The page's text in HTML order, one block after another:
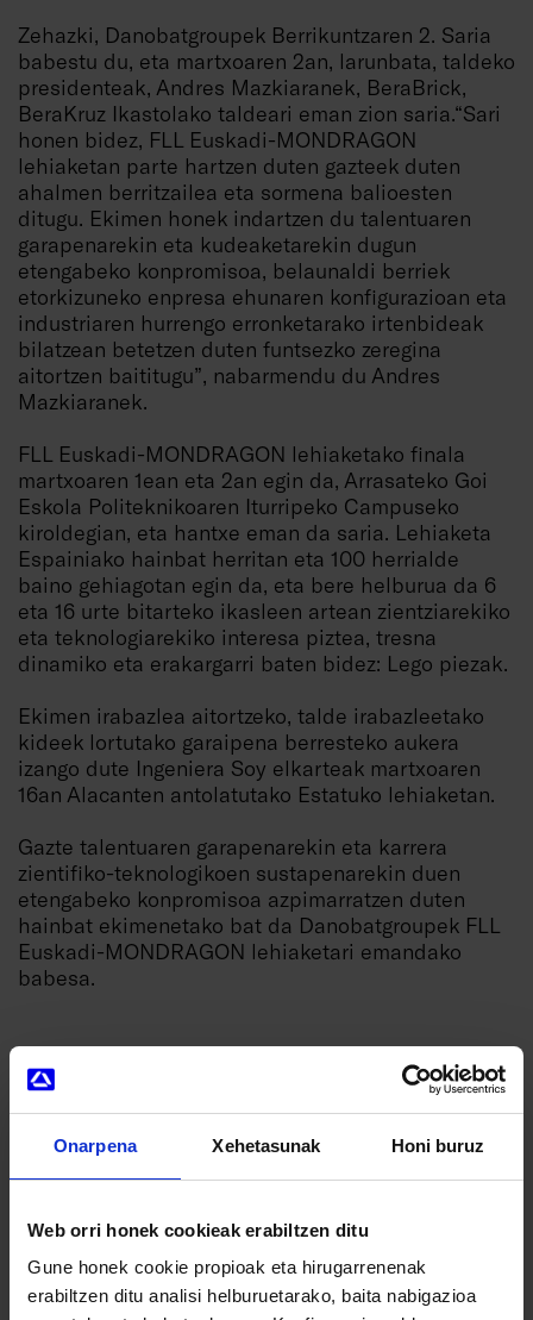
Onarpena Xehetasunak Honi buruz
Web orri honek cookieak erabiltzen ditu
Gune honek cookie propioak eta hirugarrenenak
erabiltzen ditu analisi helburuetarako, baita nabigazioa
Zehazki, Danobatgroupek Berrikuntzaren 2. Saria
babestu du, eta martxoaren 2an, larunbata, taldeko
presidenteak, Andres Mazkiaranek, BeraBrick,
BeraKruz Ikastolako taldeari eman zion saria.“Sari
honen bidez, FLL Euskadi-MONDRAGON
lehiaketan parte hartzen duten gazteek duten
ahalmen berritzailea eta sormena balioesten
ditugu. Ekimen honek indartzen du talentuaren
garapenarekin eta kudeaketarekin dugun
etengabeko konpromisoa, belaunaldi berriek
etorkizuneko enpresa ehunaren konfigurazioan eta
industriaren hurrengo erronketarako irtenbideak
bilatzean betetzen duten funtsezko zeregina
aitortzen baititugu”, nabarmendu du Andres
Mazkiaranek.
FLL Euskadi-MONDRAGON lehiaketako finala
martxoaren 1ean eta 2an egin da, Arrasateko Goi
Eskola Politeknikoaren Iturripeko Campuseko
kiroldegian, eta hantxe eman da saria. Lehiaketa
Espainiako hainbat herritan eta 100 herrialde
baino gehiagotan egin da, eta bere helburua da 6
eta 16 urte bitarteko ikasleen artean zientziarekiko
eta teknologiarekiko interesa piztea, tresna
dinamiko eta erakargarri baten bidez: Lego piezak.
Ekimen irabazlea aitortzeko, talde irabazleetako
kideek lortutako garaipena berresteko aukera
izango dute Ingeniera Soy elkarteak martxoaren
16an Alacanten antolatutako Estatuko lehiaketan.
Gazte talentuaren garapenarekin eta karrera
zientifiko-teknologikoen sustapenarekin duen
etengabeko konpromisoa azpimarratzen duten
hainbat ekimenetako bat da Danobatgroupek FLL
Euskadi-MONDRAGON lehiaketari emandako
babesa.
Zure interesekoak izan ahal diren beste
berri batzuk